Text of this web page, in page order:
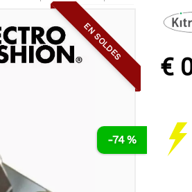
-74 %
EN SOLDES
€